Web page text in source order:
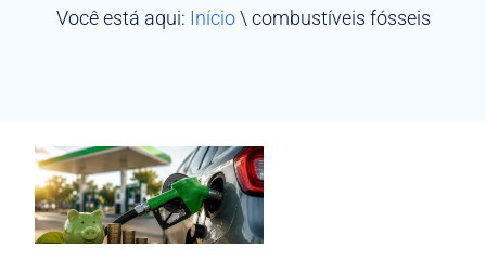
Você está aqui: Início\ combustíveis fósseis